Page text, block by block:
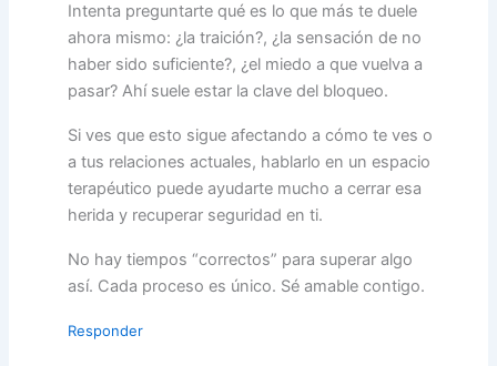
Intenta preguntarte qué es lo que más te duele
ahora mismo: ¿la traición?, ¿la sensación de no
haber sido suficiente?, ¿el miedo a que vuelva a
pasar? Ahí suele estar la clave del bloqueo.
Si ves que esto sigue afectando a cómo te ves o
a tus relaciones actuales, hablarlo en un espacio
terapéutico puede ayudarte mucho a cerrar esa
herida y recuperar seguridad en ti.
No hay tiempos “correctos” para superar algo
así. Cada proceso es único. Sé amable contigo.
Responder